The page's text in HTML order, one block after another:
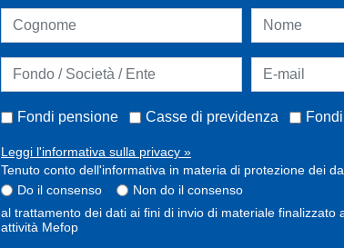
Fondi pensione Casse di previdenza
Leggi l'informativa sulla privacy »
Tenuto conto dell'informativa in materia di protezione dei
Do il consenso
Non do il consenso
al trattamento dei dati ai fini di invio di materiale finalizzato
attività Mefop